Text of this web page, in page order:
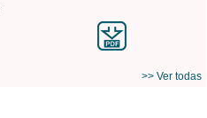
>> Ver todas